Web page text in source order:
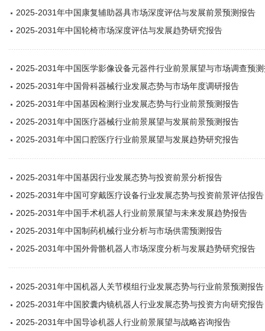
2025-2031年中国康复辅助器具市场深度评估与发展前景预测报告
2025-2031年中国轮椅市场深度评估与发展趋势研究报告
2025-2031年中国医学影像设备元器件行业前景展望与市场调查预
2025-2031年中国骨科器械行业发展态势与市场年度调研报告
2025-2031年中国基因检测行业发展态势与行业前景预测报告
2025-2031年中国医疗器械行业前景展望与发展前景预测报告
2025-2031年中国口腔医疗行业前景展望与发展趋势研究报告
2025-2031年中国基因行业发展态势与投资前景分析报告
2025-2031年中国可穿戴医疗设备行业发展态势与投资前景评估报告
2025-2031年中国手术机器人行业前景展望与未来发展趋势报告
2025-2031年中国制药机械行业分析与市场供需预测报告
2025-2031年中国外骨骼机器人市场深度分析与发展趋势研究报告
2025-2031年中国机器人关节模组行业发展态势与行业前景预测报告
2025-2031年中国胶囊内镜机器人行业发展态势与投资方向研究报告
2025-2031年中国导诊机器人行业前景展望与战略咨询报告